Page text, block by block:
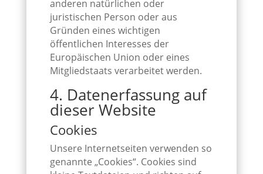
anderen natürlichen oder
juristischen Person oder aus
Gründen eines wichtigen
öffentlichen Interesses der
Europäischen Union oder eines
Mitgliedstaats verarbeitet werden.
4. Datenerfassung auf
dieser Website
Cookies
Unsere Internetseiten verwenden so
genannte „Cookies“. Cookies sind